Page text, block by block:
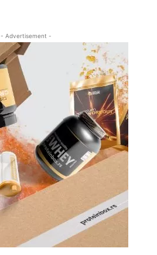
- Advertisement -